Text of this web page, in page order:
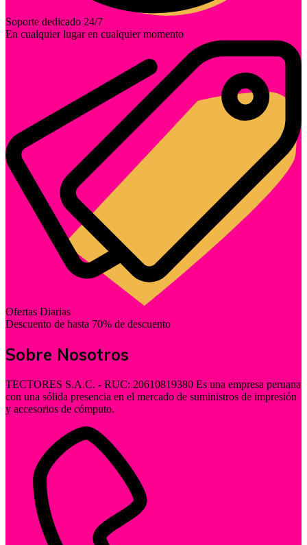
Soporte dedicado 24/7
En cualquier lugar en cualquier momento
Ofertas Diarias
Descuento de hasta 70% de descuento
Sobre Nosotros
TECTORES S.A.C. - RUC: 20610819380 Es una empresa peruana
con una sólida presencia en el mercado de suministros de impresión
y accesorios de cómputo.